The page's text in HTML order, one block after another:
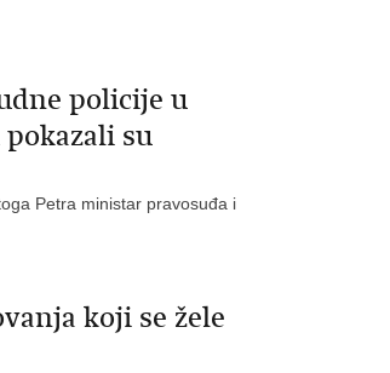
policije u
su
Petra ministar pravosuđa i
koji se žele